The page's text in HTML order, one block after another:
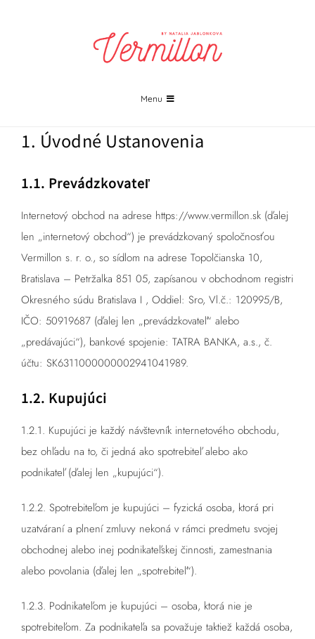
Menu
PRINTY
ŽURNÁL
ENGLISH
KOŠÍK
1. Úvodné Ustanovenia
1.1. Prevádzkovateľ
Internetový obchod na adrese https://www.vermillon.sk (ďalej
len „internetový obchod“) je prevádzkovaný spoločnosťou
Vermillon s. r. o., so sídlom na adrese Topolčianska 10,
Bratislava – Petržalka 851 05, zapísanou v obchodnom registri
Okresného súdu Bratislava I , Oddiel: Sro, Vl.č.: 120995/B,
IČO: 50919687 (ďalej len „prevádzkovateľ“ alebo
„predávajúci“), bankové spojenie: TATRA BANKA, a.s., č.
účtu: SK6311000000002941041989.
1.2. Kupujúci
1.2.1. Kupujúci je každý návštevník internetového obchodu,
bez ohľadu na to, či jedná ako spotrebiteľ alebo ako
podnikateľ (ďalej len „kupujúci“).
1.2.2. Spotrebiteľom je kupujúci – fyzická osoba, ktorá pri
uzatváraní a plnení zmluvy nekoná v rámci predmetu svojej
obchodnej alebo inej podnikateľskej činnosti, zamestnania
alebo povolania (ďalej len „spotrebiteľ“).
1.2.3. Podnikateľom je kupujúci – osoba, ktorá nie je
spotrebiteľom. Za podnikateľa sa považuje taktiež každá osoba,